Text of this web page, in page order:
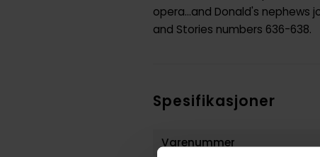
opera...and Donald's nephews
and Stories numbers 636-638.
Spesifikasjoner
Varenummer